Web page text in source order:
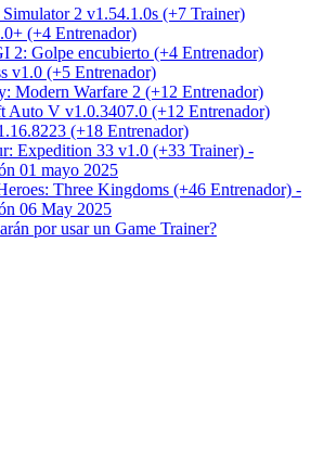
2 v1.54.1.0s (+7 Trainer)
(+4 Entrenador)
2: Golpe encubierto (+4 Entrenador)
v1.0 (+5 Entrenador)
Modern Warfare 2 (+12 Entrenador)
Auto V v1.0.3407.0 (+12 Entrenador)
(+18 Entrenador)
Expedition 33 v1.0 (+33 Trainer) -
01 mayo 2025
Three Kingdoms (+46 Entrenador) -
06 May 2025
por usar un Game Trainer?